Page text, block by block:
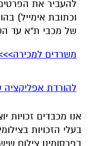
להעביר את
וכתובת אימייל)
של מכבי ת"א עד השעה
משרדים
להורדת
אנו מכבדים זכויות
בעלי הזכויות
בפרסומינו צילום